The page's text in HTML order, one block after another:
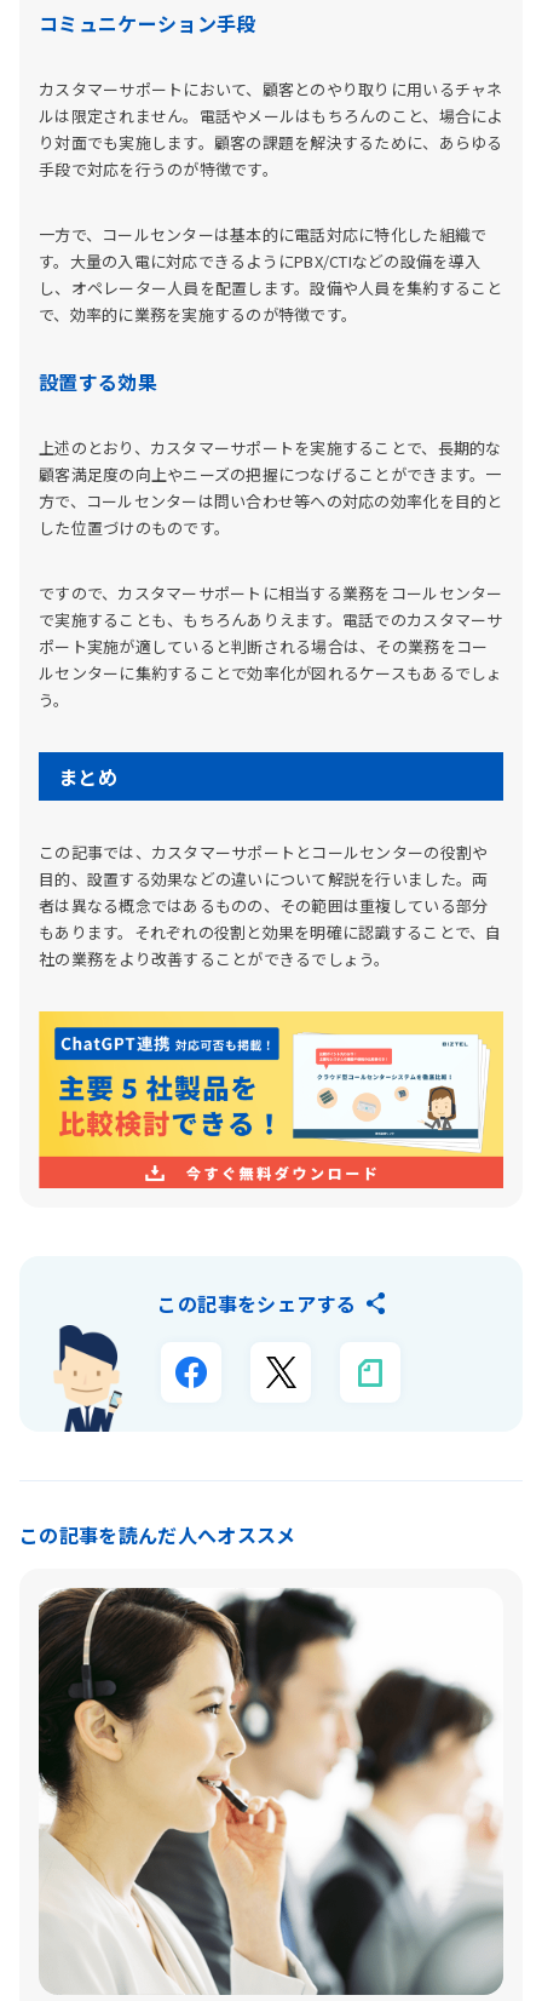
コミュニケーション手段
カスタマーサポートにおいて、顧客とのやり取りに用いるチャネ
ルは限定されません。電話やメールはもちろんのこと、場合によ
り対面でも実施します。顧客の課題を解決するために、あらゆる
手段で対応を行うのが特徴です。
一方で、コールセンターは基本的に電話対応に特化した組織で
す。大量の入電に対応できるようにPBX/CTIなどの設備を導入
し、オペレーター人員を配置します。設備や人員を集約すること
で、効率的に業務を実施するのが特徴です。
設置する効果
上述のとおり、カスタマーサポートを実施することで、長期的な
顧客満足度の向上やニーズの把握につなげることができます。一
方で、コールセンターは問い合わせ等への対応の効率化を目的と
した位置づけのものです。
ですので、カスタマーサポートに相当する業務をコールセンター
で実施することも、もちろんありえます。電話でのカスタマーサ
ポート実施が適していると判断される場合は、その業務をコー
ルセンターに集約することで効率化が図れるケースもあるでしょ
う。
まとめ
この記事では、カスタマーサポートとコールセンターの役割や
目的、設置する効果などの違いについて解説を行いました。両
者は異なる概念ではあるものの、その範囲は重複している部分
もあります。それぞれの役割と効果を明確に認識することで、自
社の業務をより改善することができるでしょう。
この記事をシェアする
この記事を読んだ人へオススメ